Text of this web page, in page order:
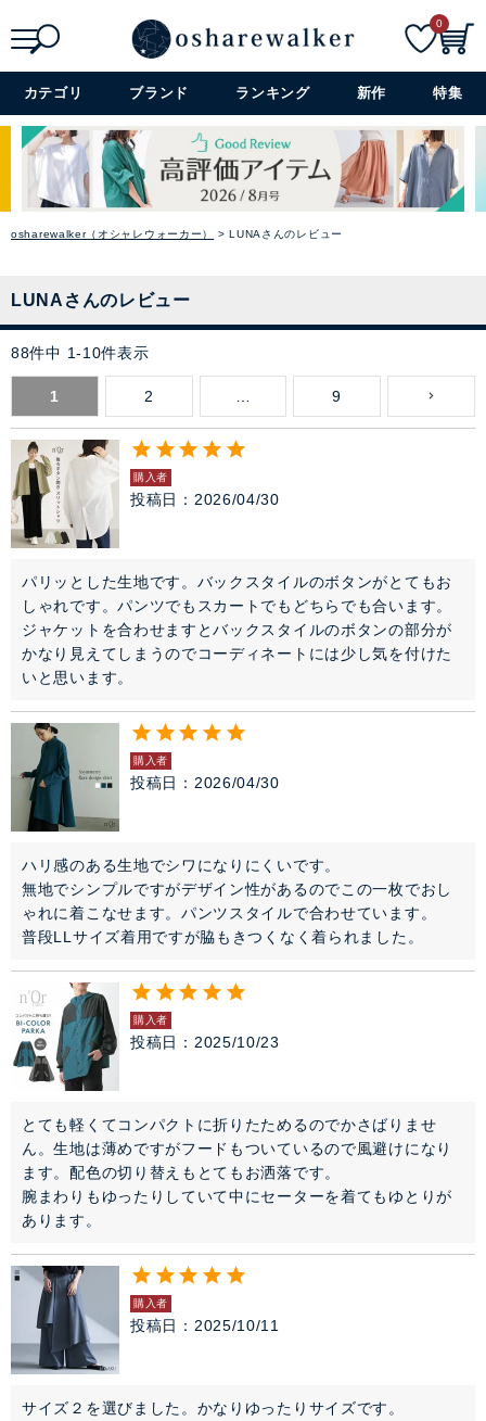
詳細検索+
0
カテゴリ ブランド ランキング 新作 特集
osharewalker（オシャレウォーカー） LUNAさんのレビュー
LUNAさんのレビュー
88件中 1-10件表示
1 2 9
購入者
投稿日 2026/04/30
パリッとした生地です。バックスタイルのボタンがとてもお
しゃれです。パンツでもスカートでもどちらでも合います。
ジャケットを合わせますとバックスタイルのボタンの部分が
かなり見えてしまうのでコーディネートには少し気を付けた
いと思います。
購入者
投稿日 2026/04/30
ハリ感のある生地でシワになりにくいです。
無地でシンプルですがデザイン性があるのでこの一枚でおし
ゃれに着こなせます。パンツスタイルで合わせています。
普段LLサイズ着用ですが脇もきつくなく着られました。
購入者
投稿日 2025/10/23
とても軽くてコンパクトに折りたためるのでかさばりませ
ん。生地は薄めですがフードもついているので風避けになり
ます。配色の切り替えもとてもお洒落です。
腕まわりもゆったりしていて中にセーターを着てもゆとりが
購入者
投稿日 2025/10/11
サイズ２を選びました。かなりゆったりサイズです。